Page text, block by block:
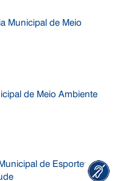
de Meio Ambiente